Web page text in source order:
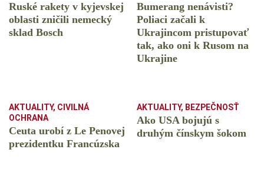
Ruské rakety v kyjevskej
oblasti zničili nemecký
sklad Bosch
Bumerang nenávisti?
Poliaci začali k
Ukrajincom pristupovať
tak, ako oni k Rusom na
Ukrajine
AKTUALITY, CIVILNÁ
OCHRANA
Ceuta urobí z Le Penovej
prezidentku Francúzska
AKTUALITY, BEZPEČNOSŤ
Ako USA bojujú s
druhým čínskym šokom